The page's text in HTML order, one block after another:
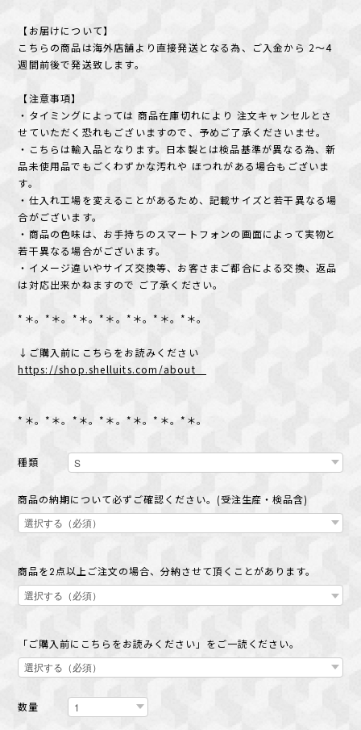
【お届けについて】
こちらの商品は海外店舗より直接発送となる為、ご入金から 2〜4
週間前後で発送致します。
【注意事項】
・タイミングによっては 商品在庫切れにより 注文キャンセルとさ
せていただく恐れもございますので、予めご了承くださいませ。
・こちらは輸入品となります。日本製とは検品基準が異なる為、新
品未使用品でもごくわずかな汚れや ほつれがある場合もございま
す。
・仕入れ工場を変えることがあるため、記載サイズと若干異なる場
合がございます。
・商品の色味は、お手持ちのスマートフォンの画面によって実物と
若干異なる場合がございます。
・イメージ違いやサイズ交換等、お客さまご都合による交換、返品
は対応出来かねますので ご了承ください。
*＊。*＊。*＊。*＊。*＊。*＊。*＊。
↓ご購入前にこちらをお読みください
https://shop.shelluits.com/about
*＊。*＊。*＊。*＊。*＊。*＊。*＊。
種類
商品の納期について必ずご確認ください。(受注生産・検品含)
商品を2点以上ご注文の場合、分納させて頂くことがあります。
「ご購入前にこちらをお読みください」をご一読ください。
数量